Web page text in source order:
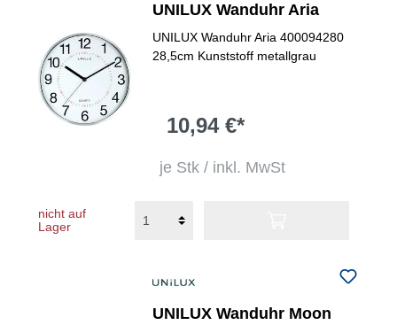
UNILUX Wanduhr Aria
UNILUX Wanduhr Aria 400094280
28,5cm Kunststoff metallgrau
10,94 €*
je Stk / inkl. MwSt
nicht auf
Lager
UNILUX Wanduhr Moon